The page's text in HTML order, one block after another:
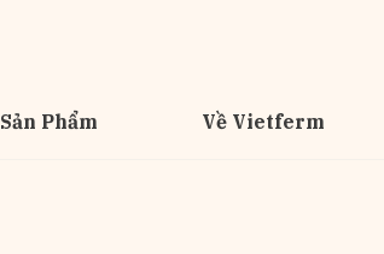
Sản Phẩm Về Vietferm